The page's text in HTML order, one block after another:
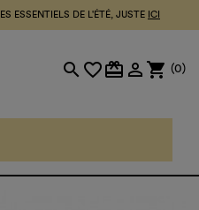
ESSENTIELS DE L'ÉTÉ, JUSTE ICI
search favorite_bordercard_giftcard  shopping_cart (0)